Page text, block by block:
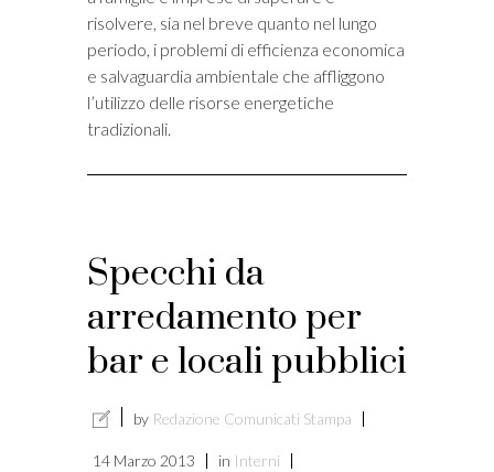
risolvere, sia nel breve quanto nel lungo
periodo, i problemi di efficienza economica
e salvaguardia ambientale che affliggono
l’utilizzo delle risorse energetiche
tradizionali.
Specchi da
arredamento per
bar e locali pubblici
by Redazione Comunicati Stampa
14 Marzo 2013 in Interni